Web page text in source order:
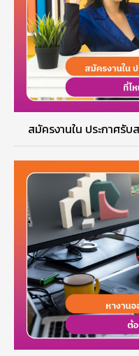
สมัครงานใน ประกาศรั